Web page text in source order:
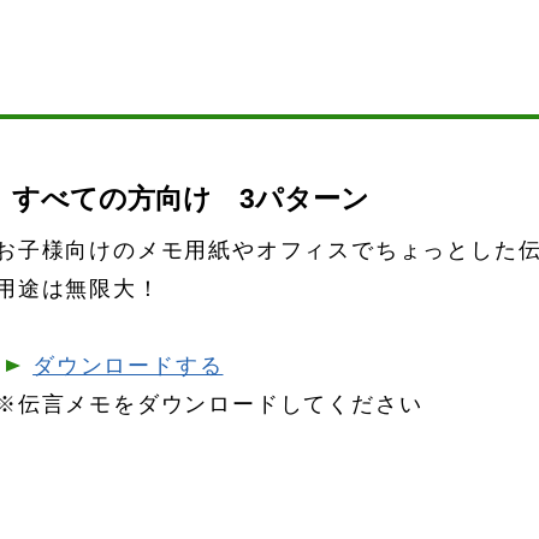
すべての方向け 3パターン
子様向けのメモ用紙やオフィスでちょっとした
途は無限大！
ダウンロードする
伝言メモをダウンロードしてください